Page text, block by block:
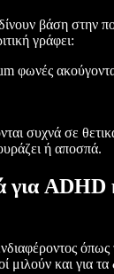
βάση στην
γράφει:
φωνές
συχνά σε
ή αποσπά.
ADHD
όπως
μιλούν και για τα